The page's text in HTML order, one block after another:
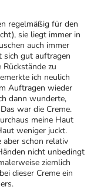
regelmäßig für den
sie liegt immer in
auch immer
sich gut auftragen
zu
ich neulich
Auftragen wieder
dann wunderte,
war die Creme.
meine Haut
weniger juckt.
aber schon relativ
nicht unbedingt
ziemlich
dieser Creme ein